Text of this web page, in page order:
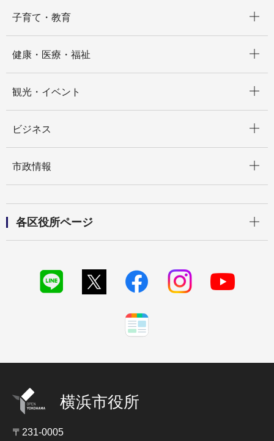
子育て・教育
健康・医療・福祉
観光・イベント
ビジネス
市政情報
各区役所ページ
横浜市役所
〒231-0005